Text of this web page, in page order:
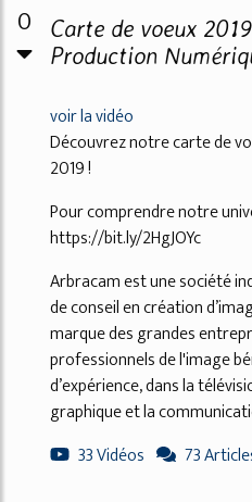
0
Carte de voeux
Production
voir la vidéo
Découvrez notre carte de
2019 !
Pour comprendre notre
https://bit.ly/2HgJOYc
Arbracam est une société
de conseil en création
marque des grandes
professionnels de l'image
d’expérience, dans la
graphique et la
33 Vidéos
73